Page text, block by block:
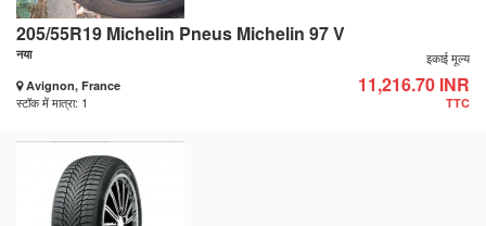
205/55R19 Michelin Pneus Michelin 97 V
नया
Avignon, France
स्टॉक में मात्रा: 1
इकाई मूल्य
11,216.70 INR
TTC